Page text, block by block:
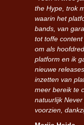
the Hype, trok
waarin het
bands, van
tot toffe
om als
platform en ik
nieuwe
inzetten van
meer bereik te
natuurlijk
voorzien,